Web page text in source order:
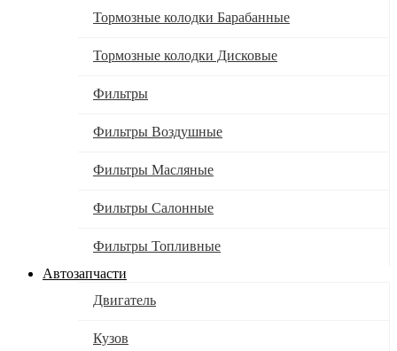
Тормозные колодки Барабанные
Тормозные колодки Дисковые
Фильтры
Фильтры Воздушные
Фильтры Масляные
Фильтры Салонные
Фильтры Топливные
Автозапчасти
Двигатель
Кузов